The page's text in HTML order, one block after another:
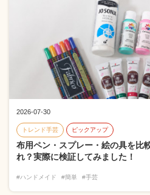
2026-07-30
トレンド手芸 ピックアップ
布用ペン・スプレー・絵の具を比
れ？実際に検証してみました！
#ハンドメイド #簡単 #手芸